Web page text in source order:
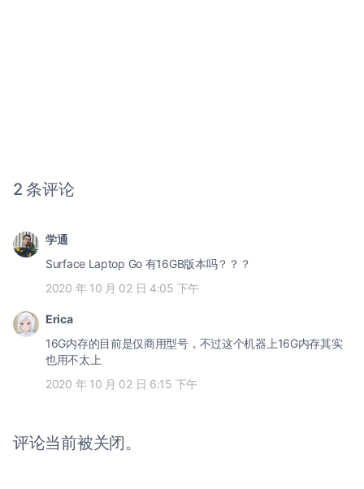
2 条评论
学通
Surface Laptop Go 有16GB版本吗？？？
2020 年 10 月 02 日 4:05 下午
Erica
16G内存的目前是仅商用型号，不过这个机器上16G内存其实
也用不太上
2020 年 10 月 02 日 6:15 下午
评论当前被关闭。